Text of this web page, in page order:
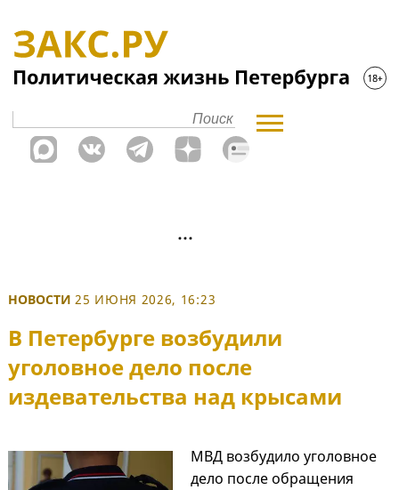
НОВОСТИ 25 ИЮНЯ 2026, 16:23
В Петербурге возбудили
уголовное дело после
издевательства над крысами
МВД возбудило уголовное
дело после обращения